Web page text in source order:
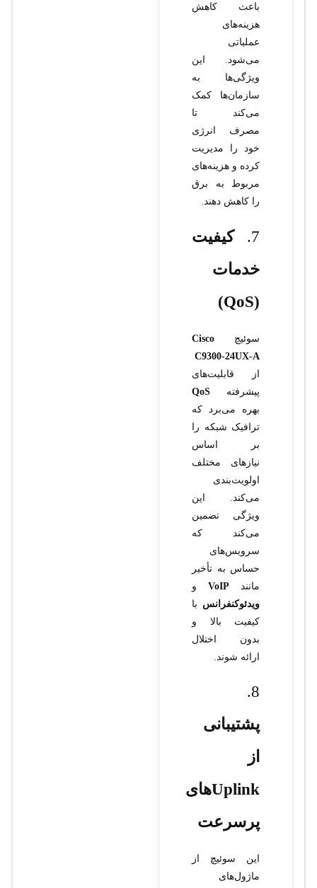
باعث کاهش
هزینه‌های
عملیاتی
می‌شود. این
ویژگی‌ها به
سازمان‌ها کمک
می‌کند تا
مصرف انرژی
خود را مدیریت
کرده و هزینه‌های
مربوط به برق
را کاهش دهند.
7.
کیفیت
خدمات
(QoS)
سوئیچ Cisco
C9300-24UX-A
از قابلیت‌های
پیشرفته QoS
بهره می‌برد که
ترافیک شبکه را
بر اساس
نیازهای مختلف
اولویت‌بندی
می‌کند. این
ویژگی تضمین
می‌کند که
سرویس‌های
حساس به تأخیر
مانند VoIPو
ویدئوکنفرانس با
کیفیت بالا و
بدون اختلال
ارائه شوند.
8.
پشتیبانی
از
Uplink‌های
پرسرعت
این سوئیچ از
ماژول‌های